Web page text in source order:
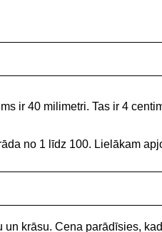
ir 40 milimetri. Tas ir 4
no 1 līdz 100. Lielākam
un krāsu. Cena parādīsies,